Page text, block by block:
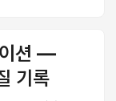
줄지가 문제였다.
썸네일 위에 반투
기록이다. 기존 구
션 —
기록